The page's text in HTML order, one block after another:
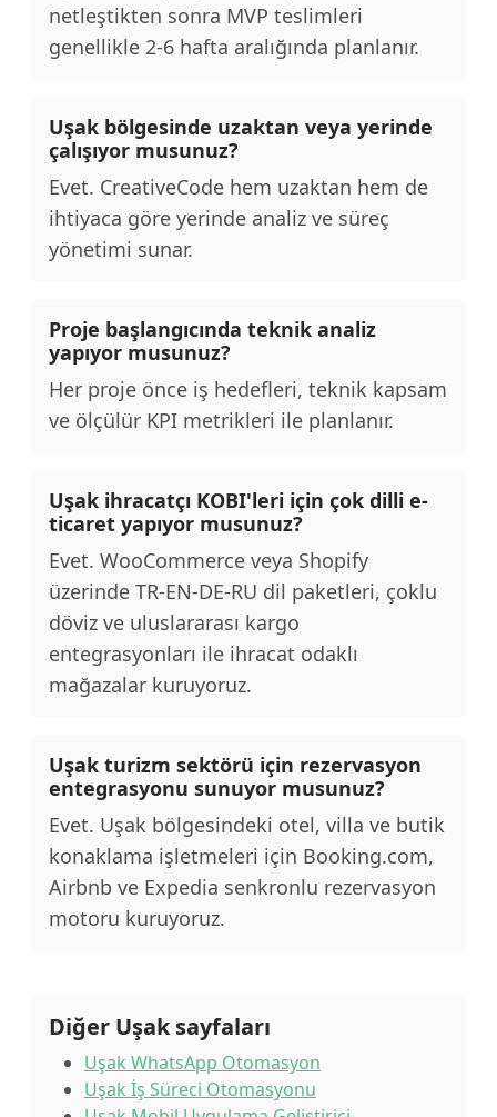
netleştikten sonra MVP teslimleri
genellikle 2-6 hafta aralığında planlanır.
Uşak bölgesinde uzaktan veya yerinde
çalışıyor musunuz?
Evet. CreativeCode hem uzaktan hem de
ihtiyaca göre yerinde analiz ve süreç
yönetimi sunar.
Proje başlangıcında teknik analiz
yapıyor musunuz?
Her proje önce iş hedefleri, teknik kapsam
ve ölçülür KPI metrikleri ile planlanır.
Uşak ihracatçı KOBI'leri için çok dilli e-
ticaret yapıyor musunuz?
Evet. WooCommerce veya Shopify
üzerinde TR-EN-DE-RU dil paketleri, çoklu
döviz ve uluslararası kargo
entegrasyonları ile ihracat odaklı
mağazalar kuruyoruz.
Uşak turizm sektörü için rezervasyon
entegrasyonu sunuyor musunuz?
Evet. Uşak bölgesindeki otel, villa ve butik
konaklama işletmeleri için Booking.com,
Airbnb ve Expedia senkronlu rezervasyon
motoru kuruyoruz.
Diğer Uşak sayfaları
Uşak WhatsApp Otomasyon
Uşak İş Süreci Otomasyonu